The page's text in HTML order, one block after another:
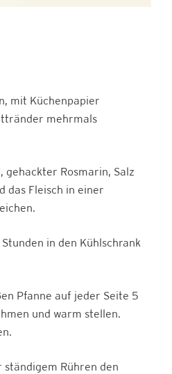
mit Küchenpapier
mehrmals
gehackter Rosmarin, Salz
das Fleisch in einer
in den Kühlschrank
Pfanne auf jeder Seite 5
und warm stellen.
Rühren den